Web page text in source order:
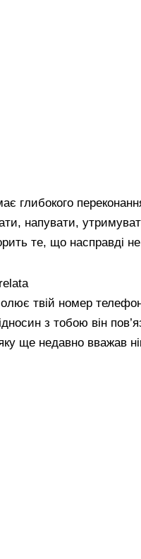
глибокого
напувати,
те, що насправді
твій номер
з тобою він
ще недавно вважав